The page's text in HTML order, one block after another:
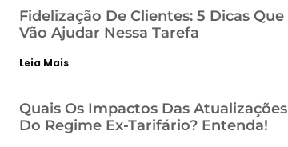
Fidelização De Clientes: 5 Dicas Que
Vão Ajudar Nessa Tarefa
Leia Mais
Quais Os Impactos Das Atualizações
Do Regime Ex-Tarifário? Entenda!